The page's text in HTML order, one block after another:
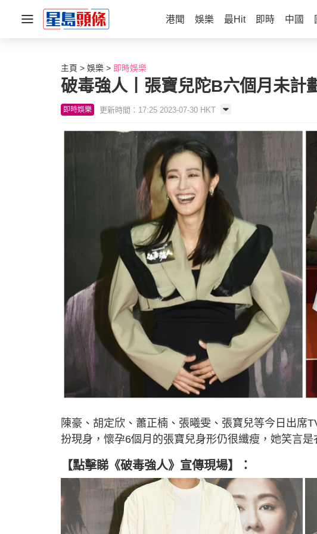
港聞 娛樂 最Hit 即時 中國
主頁 娛樂 即時娛樂
破毒強人丨張寶兒陀B六個月未計
即時娛樂 更新時間：17:25 2023-07-30 HKT
陳豪、胡定欣、蕭正楠、張曦雯、張寶兒等今日出席
扮現身，懷孕6個月的張寶兒身形仍很纖瘦，她笑言是
【點擊睇 《破毒強人》宣傳現場】：